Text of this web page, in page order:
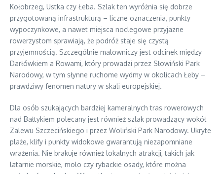
Kołobrzeg, Ustka czy Łeba. Szlak ten wyróżnia się dobrze
przygotowaną infrastrukturą – liczne oznaczenia, punkty
wypoczynkowe, a nawet miejsca noclegowe przyjazne
rowerzystom sprawiają, że podróż staje się czystą
przyjemnością. Szczególnie malowniczy jest odcinek między
Darłówkiem a Rowami, który prowadzi przez Słowiński Park
Narodowy, w tym słynne ruchome wydmy w okolicach Łeby –
prawdziwy fenomen natury w skali europejskiej.
Dla osób szukających bardziej kameralnych tras rowerowych
nad Bałtykiem polecany jest również szlak prowadzący wokół
Zalewu Szczecińskiego i przez Woliński Park Narodowy. Ukryte
plaże, klify i punkty widokowe gwarantują niezapomniane
wrażenia. Nie brakuje również lokalnych atrakcji, takich jak
latarnie morskie, molo czy rybackie osady, które można